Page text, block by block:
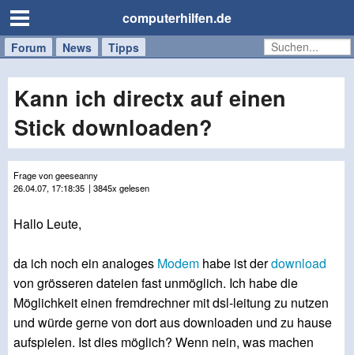
computerhilfen.de
Forum News Tipps
Handy
Tablet
Windows
Mac
Kann ich directx auf einen
Stick downloaden?
Frage von geeseanny
26.04.07, 17:18:35 | 3845x gelesen
Hallo Leute,
da ich noch ein analoges Modem habe ist derdownload
von grösseren dateien fast unmöglich. Ich habe die
Möglichkeit einen fremdrechner mit dsl-leitung zu nutzen
und würde gerne von dort aus downloaden und zu hause
aufspielen. Ist dies möglich? Wenn nein, was machen